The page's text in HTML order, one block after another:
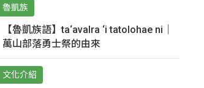
魯凱族
【魯凱族語】ta‘avalra ‘i tatolohae ni｜
萬山部落勇士祭的由來
文化介紹